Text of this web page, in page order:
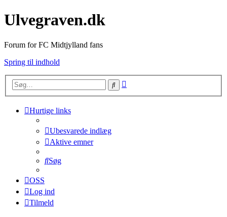
Ulvegraven.dk
Forum for FC Midtjylland fans
Spring til indhold
Søg
Hurtige links
Ubesvarede indlæg
Aktive emner
Søg
OSS
Log ind
Tilmeld